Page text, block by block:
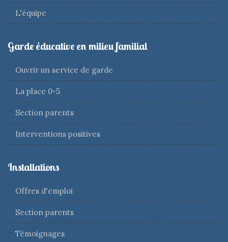
L'équipe
Garde éducative en milieu familial
Ouvrir un service de garde
La place 0-5
Section parents
Interventions positives
Installations
Offres d'emploi
Section parents
Témoignages